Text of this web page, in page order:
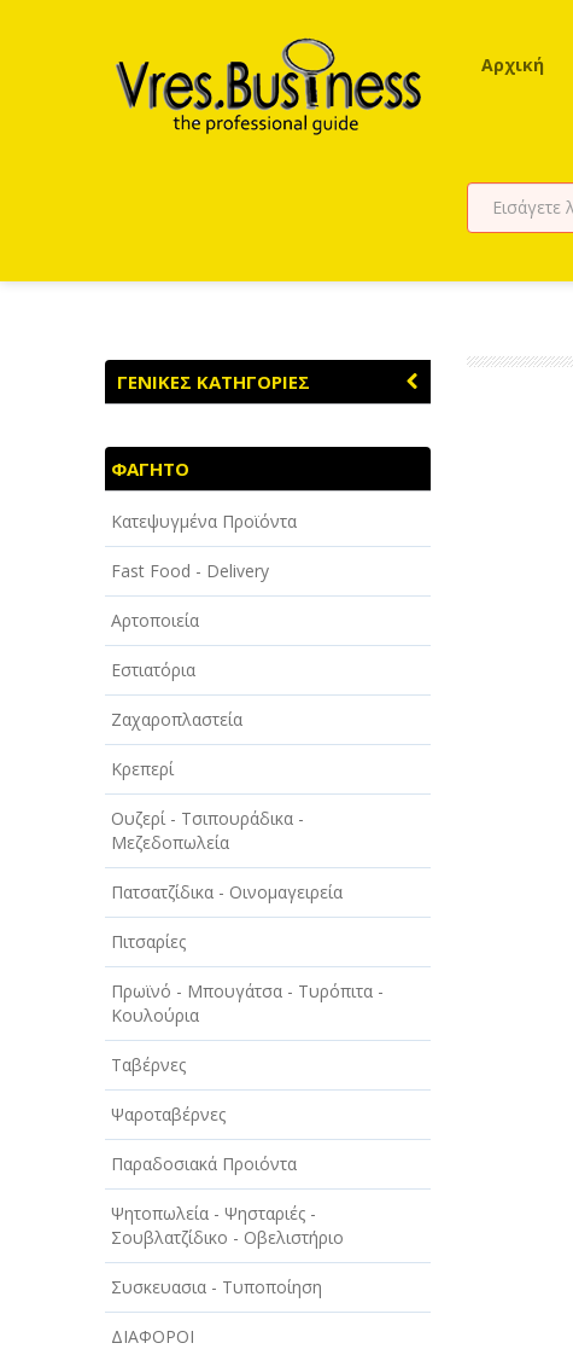
Αρχική
ΓΕΝΙΚΕΣ ΚΑΤΗΓΟΡΙΕΣ
ΑΓΡΟΤΙΚΑ - ΚΤΗΝΟΤΡΟΦΙΚΑ
ΑΘΛΗΤΙΣΜΟΣ
ΑΥΤΟΚΙΝΗΤΑ - ΜΗΧΑΝΕΣ - ΣΚΑΦΗ
ΔΙΑΣΚΕΔΑΣΗ - ΨΥΧΑΓΩΓΙΑ - ΤΕΧΝΕΣ
ΔΙΑΦΗΜΙΣΗ - ΜΜΕ
ΕΚΚΛΗΣΙΕΣ - ΦΙΛΑΝΘΡΩΠΙΚΑ
ΣΩΜΑΤΕΙΑ
ΕΚΠΑΙΔΕΥΣΗ - ΣΧΟΛΕΣ
ΕΜΠΟΡΙΟ - ΕΜΠΟΡΙΚΑ ΚΑΤΑΣΤΗΜΑΤΑ
ΕΡΓΟΣΤΑΣΙΑ - ΒΙΟΜΗΧΑΝΙΕΣ
ΞΕΝΟΔΟΧΕΙΑ - ΤΟΥΡΙΣΜΟΣ
ΟΜΟΡΦΙΑ
ΠΑΡΟΧΗ ΥΠΗΡΕΣΙΩΝ
ΤΕΧΝΙΚΑ - ΚΑΤΑΣΚΕΥΑΣΤΙΚΑ
ΤΕΧΝΟΛΟΓΙΑ
ΥΓΕΙΑ - ΙΑΤΡΟΙ
ΦΑΓΗΤΟ
ΦΑΓΗΤΟ
Κατεψυγμένα Προϊόντα
Fast Food - Delivery
Αρτοποιεία
Εστιατόρια
Ζαχαροπλαστεία
Κρεπερί
Ουζερί - Τσιπουράδικα -
Μεζεδοπωλεία
Πατσατζίδικα - Οινομαγειρεία
Πιτσαρίες
Πρωϊνό - Μπουγάτσα - Τυρόπιτα -
Κουλούρια
Ταβέρνες
Ψαροταβέρνες
Παραδοσιακά Προιόντα
Ψητοπωλεία - Ψησταριές -
Σουβλατζίδικο - Οβελιστήριο
Συσκευασια - Τυποποίηση
ΔΙΑΦΟΡΟΙ